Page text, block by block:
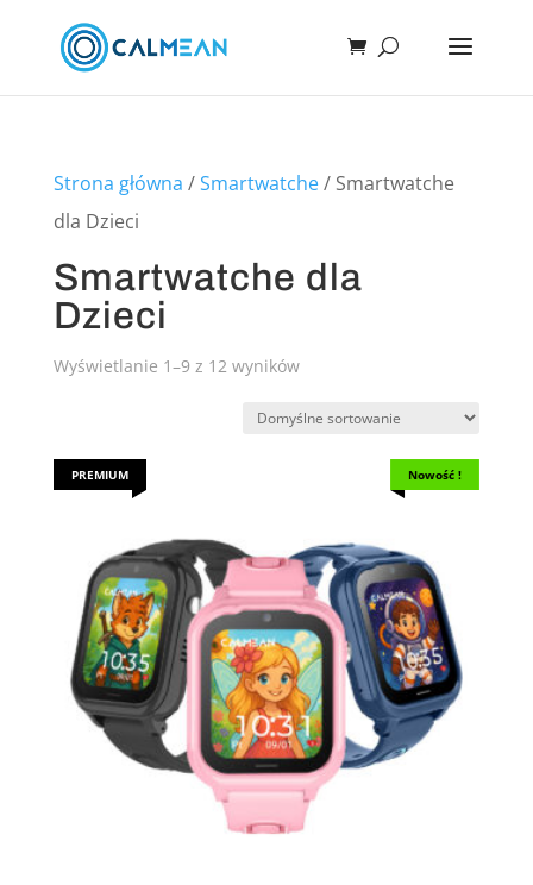
Strona główna /Smartwatche/ Smartwatche
dla Dzieci
Smartwatche dla
Dzieci
Wyświetlanie 1–9 z 12 wyników
Nowość !
PREMIUM